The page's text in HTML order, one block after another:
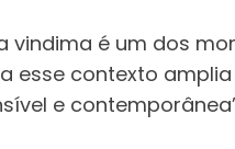
vindima é um dos
esse contexto
e